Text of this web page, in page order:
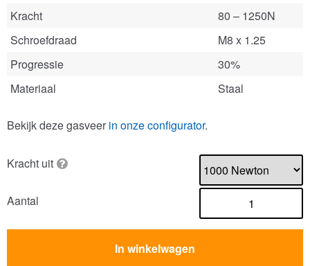
Kracht
80 – 1250N
Schroefdraad
M8 x 1.25
Progressie
30%
Materiaal
Staal
Bekijk deze gasveer in onze configurator.
Kracht uit
Aantal
In winkelwagen